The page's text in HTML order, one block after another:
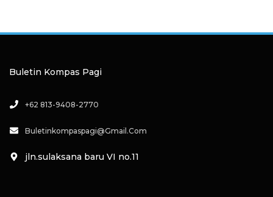
Buletin Kompas Pagi
+62 813-9408-2770
Buletinkompaspagi@gmail.com
jln.sulaksana baru VI no.11